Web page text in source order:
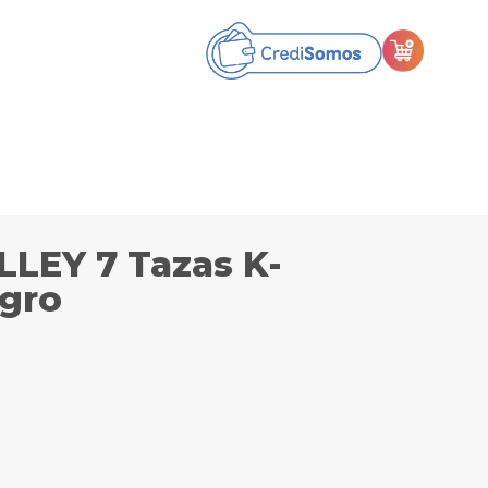
7 Tazas K-